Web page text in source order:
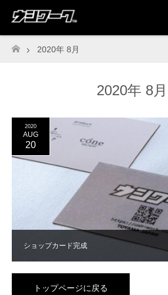
ホーム
2020年 8月
2020年 8月
ショップカード完成
2020
AUG
20
トップページに戻る